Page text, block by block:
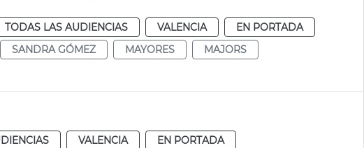
TODAS LAS AUDIENCIAS VALENCIA
EN PORTADA
SANDRA GÓMEZ MAYORES
MAJORS
VALENCIA EN PORTADA